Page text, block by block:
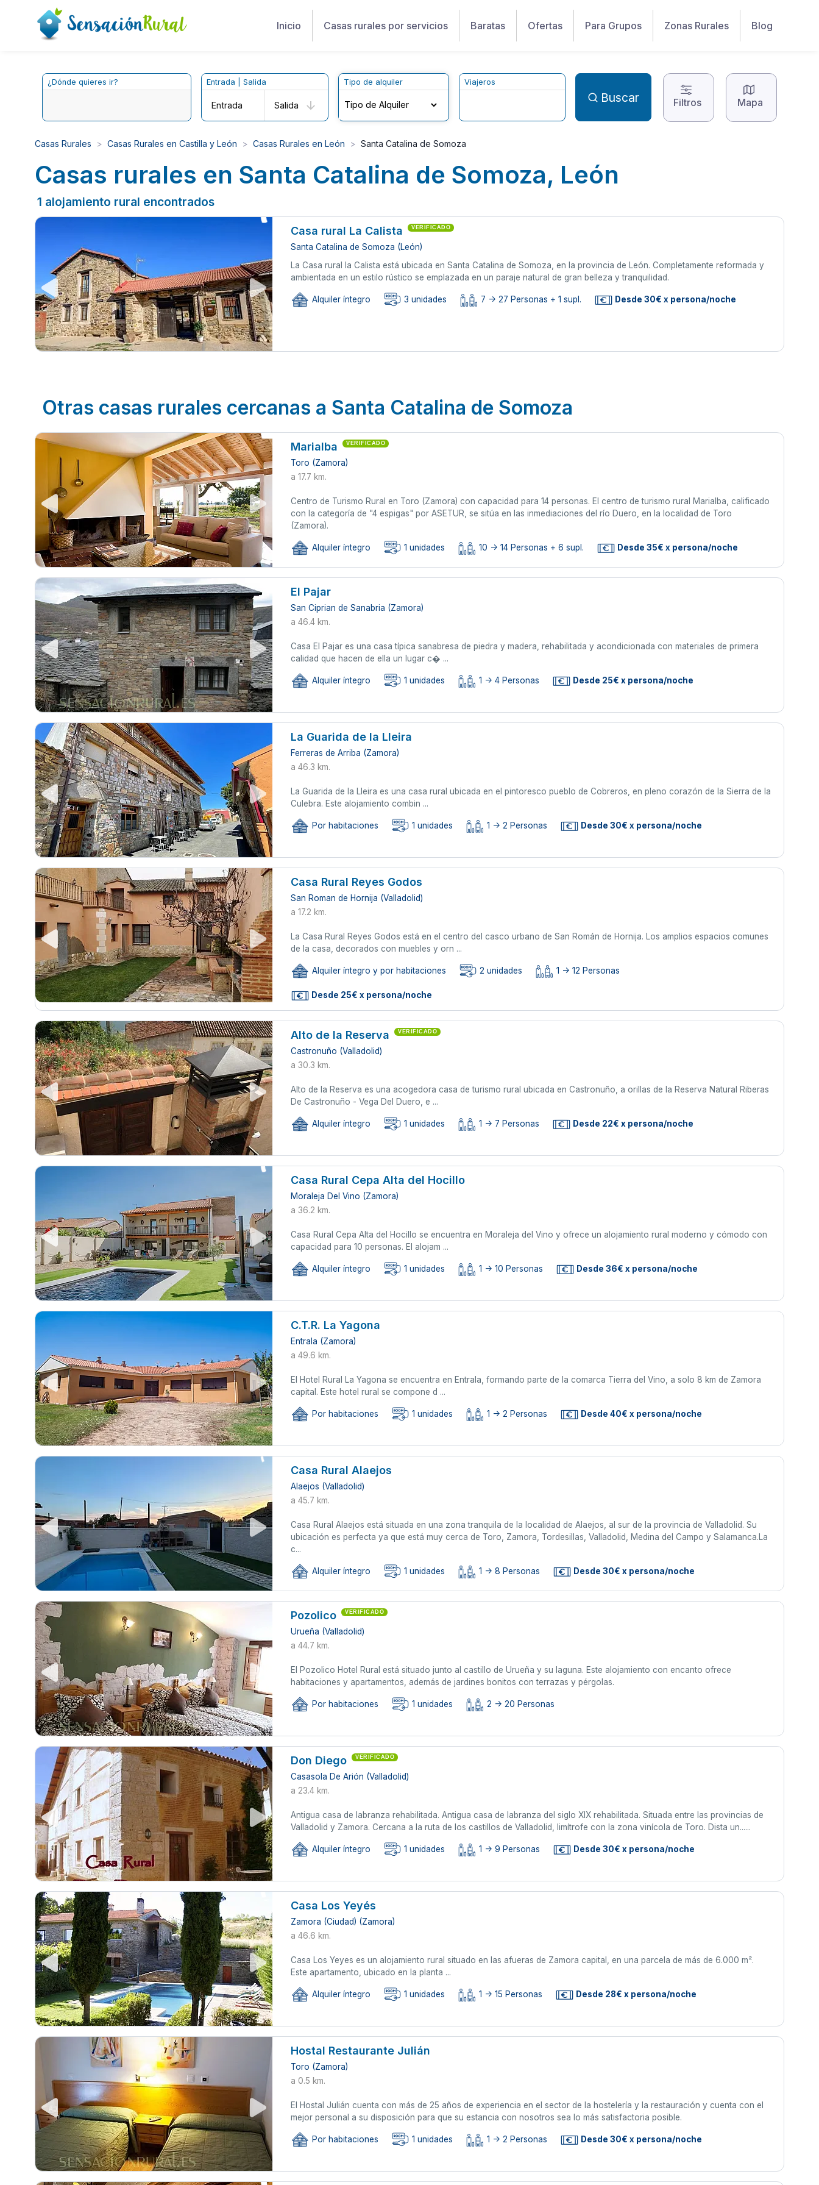
Inicio Casas rurales por servicios Baratas Ofertas Para Grupos Zonas Rurales Blog
¿Dónde quieres ir? Entrada | Salida
Entrada Salida
Tipo de alquiler Viajeros
Buscar Filtros Mapa
Casas Rurales Casas Rurales en Castilla y León Casas Rurales en León Santa Catalina de Somoza
Casas rurales en Santa Catalina de Somoza, León
1 alojamiento rural encontrados
Casa rural La Calista VERIFICADO
Santa Catalina de Somoza (León)
La Casa rural la Calista está ubicada en Santa Catalina de Somoza, en la provincia de León. Completamente reformada y
ambientada en un estilo rústico se emplazada en un paraje natural de gran belleza y tranquilidad.
Alquiler íntegro 3 unidades 7 -> 27 Personas + 1 supl. Desde 30€ x persona/noche
Otras casas rurales cercanas a Santa Catalina de Somoza
Marialba VERIFICADO
Toro (Zamora)
a 17.7 km.
Centro de Turismo Rural en Toro (Zamora) con capacidad para 14 personas. El centro de turismo rural Marialba, calificado
con la categoría de "4 espigas" por ASETUR, se sitúa en las inmediaciones del río Duero, en la localidad de Toro
(Zamora).
Alquiler íntegro 1 unidades 10 -> 14 Personas + 6 supl. Desde 35€ x persona/noche
El Pajar
San Ciprian de Sanabria (Zamora)
a 46.4 km.
Casa El Pajar es una casa típica sanabresa de piedra y madera, rehabilitada y acondicionada con materiales de primera
calidad que hacen de ella un lugar c� ...
Alquiler íntegro 1 unidades 1 -> 4 Personas Desde 25€ x persona/noche
La Guarida de la Lleira
Ferreras de Arriba (Zamora)
a 46.3 km.
La Guarida de la Lleira es una casa rural ubicada en el pintoresco pueblo de Cobreros, en pleno corazón de la Sierra de la
Culebra. Este alojamiento combin ...
Por habitaciones 1 unidades 1 -> 2 Personas Desde 30€ x persona/noche
Casa Rural Reyes Godos
San Roman de Hornija (Valladolid)
a 17.2 km.
La Casa Rural Reyes Godos está en el centro del casco urbano de San Román de Hornija. Los amplios espacios comunes
de la casa, decorados con muebles y orn ...
Alquiler íntegro y por habitaciones 2 unidades 1 -> 12 Personas
Desde 25€ x persona/noche
Alto de la Reserva VERIFICADO
Castronuño (Valladolid)
a 30.3 km.
Alto de la Reserva es una acogedora casa de turismo rural ubicada en Castronuño, a orillas de la Reserva Natural Riberas
De Castronuño - Vega Del Duero, e ...
Alquiler íntegro 1 unidades 1 -> 7 Personas Desde 22€ x persona/noche
Casa Rural Cepa Alta del Hocillo
Moraleja Del Vino (Zamora)
a 36.2 km.
Casa Rural Cepa Alta del Hocillo se encuentra en Moraleja del Vino y ofrece un alojamiento rural moderno y cómodo con
capacidad para 10 personas. El alojam ...
Alquiler íntegro 1 unidades 1 -> 10 Personas Desde 36€ x persona/noche
C.T.R. La Yagona
Entrala (Zamora)
a 49.6 km.
El Hotel Rural La Yagona se encuentra en Entrala, formando parte de la comarca Tierra del Vino, a solo 8 km de Zamora
capital. Este hotel rural se compone d ...
Por habitaciones 1 unidades 1 -> 2 Personas Desde 40€ x persona/noche
Casa Rural Alaejos
Alaejos (Valladolid)
a 45.7 km.
Casa Rural Alaejos está situada en una zona tranquila de la localidad de Alaejos, al sur de la provincia de Valladolid. Su
ubicación es perfecta ya que está muy cerca de Toro, Zamora, Tordesillas, Valladolid, Medina del Campo y Salamanca.La
c...
Alquiler íntegro 1 unidades 1 -> 8 Personas Desde 30€ x persona/noche
Pozolico VERIFICADO
Urueña (Valladolid)
a 44.7 km.
El Pozolico Hotel Rural está situado junto al castillo de Urueña y su laguna. Este alojamiento con encanto ofrece
habitaciones y apartamentos, además de jardines bonitos con terrazas y pérgolas.
Por habitaciones 1 unidades 2 -> 20 Personas
Don Diego VERIFICADO
Casasola De Arión (Valladolid)
a 23.4 km.
Antigua casa de labranza rehabilitada. Antigua casa de labranza del siglo XIX rehabilitada. Situada entre las provincias de
Valladolid y Zamora. Cercana a la ruta de los castillos de Valladolid, limítrofe con la zona vinícola de Toro. Dista un......
Alquiler íntegro 1 unidades 1 -> 9 Personas Desde 30€ x persona/noche
Casa Los Yeyés
Zamora (Ciudad) (Zamora)
a 46.6 km.
Casa Los Yeyes es un alojamiento rural situado en las afueras de Zamora capital, en una parcela de más de 6.000 m².
Este apartamento, ubicado en la planta ...
Alquiler íntegro 1 unidades 1 -> 15 Personas Desde 28€ x persona/noche
Hostal Restaurante Julián
Toro (Zamora)
a 0.5 km.
El Hostal Julián cuenta con más de 25 años de experiencia en el sector de la hostelería y la restauración y cuenta con el
mejor personal a su disposición para que su estancia con nosotros sea lo más satisfactoria posible.
Por habitaciones 1 unidades 1 -> 2 Personas Desde 30€ x persona/noche